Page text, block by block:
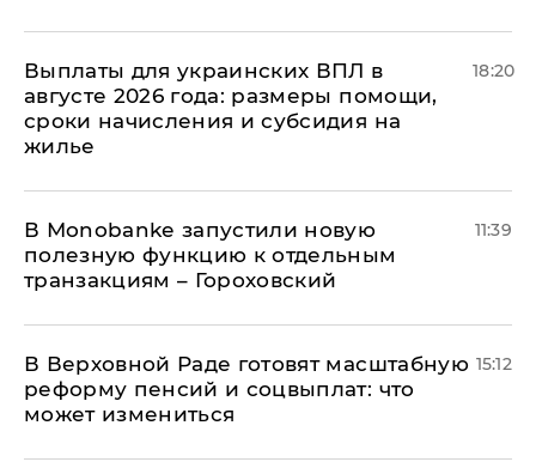
Выплаты для украинских ВПЛ в
августе 2026 года: размеры помощи,
сроки начисления и субсидия на
жилье
18:20
В Мonobankе запустили новую
полезную функцию к отдельным
транзакциям – Гороховский
11:39
В Верховной Раде готовят масштабную
реформу пенсий и соцвыплат: что
может измениться
15:12